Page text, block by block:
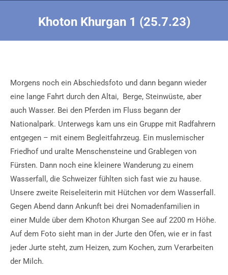
Khoton Khurgan 1 (25.7.23)
Morgens noch ein Abschiedsfoto und dann begann wieder
eine lange Fahrt durch den Altai, Berge, Steinwüste, aber
auch Wasser. Bei den Pferden im Fluss begann der
Nationalpark. Unterwegs kam uns ein Gruppe mit Radfahrern
entgegen – mit einem Begleitfahrzeug. Ein muslemischer
Friedhof und uralte Menschensteine und Grablegen von
Fürsten. Dann noch eine kleinere Wanderung zu einem
Wasserfall, die Schweizer fühlten sich fast wie zu hause.
Unsere zweite Reiseleiterin mit Hütchen vor dem Wasserfall.
Gegen Abend dann Ankunft bei drei Nomadenfamilien in
einer Mulde über dem Khoton Khurgan See auf 2200 m Höhe.
Auf dem Foto sieht man in der Jurte den Ofen, wie er in fast
jeder Jurte steht, zum Heizen, zum Kochen, zum Verarbeiten
der Milch.